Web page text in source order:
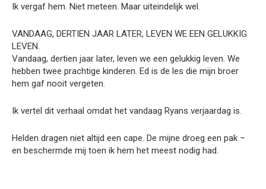
Ik vergaf hem. Niet meteen. Maar uiteindelijk wel.
VANDAAG, DERTIEN JAAR LATER, LEVEN WE EEN GELUKKIG
LEVEN.
Vandaag, dertien jaar later, leven we een gelukkig leven. We
hebben twee prachtige kinderen. Ed is de les die mijn broer
hem gaf nooit vergeten.
Ik vertel dit verhaal omdat het vandaag Ryans verjaardag is.
Helden dragen niet altijd een cape. De mijne droeg een pak –
en beschermde mij toen ik hem het meest nodig had.